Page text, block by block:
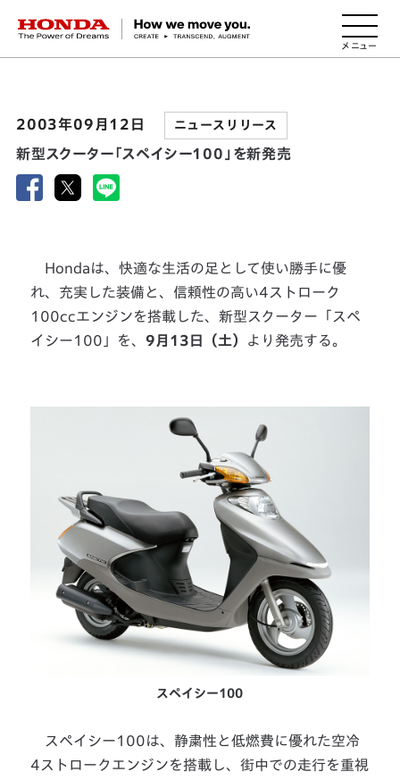
HONDA The Power of Dreams
2003年09月12日 ニュースリリース
新型スクーター「スペイシー100」を新発売
Hondaは、快適な生活の足として使い勝手に優
れ、充実した装備と、信頼性の高い4ストローク
100ccエンジンを搭載した、新型スクーター「スペ
イシー100」を、9月13日（土） より発売する。
スペイシー100
スペイシー100は、静粛性と低燃費に優れた空冷
4ストロークエンジンを搭載し、街中での走行を重視